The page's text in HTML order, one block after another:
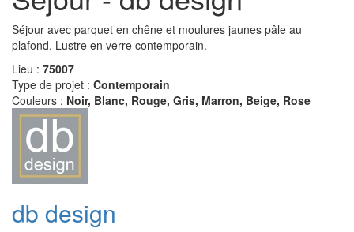
Séjour avec parquet en chêne et moulures jaunes pâle au
plafond. Lustre en verre contemporain.
Lieu : 75007
Type de projet : Contemporain
Couleurs : Noir, Blanc, Rouge, Gris, Marron, Beige, Rose
db design